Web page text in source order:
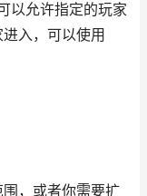
以允许指定的玩家
入，可以使用
，或者你需要扩